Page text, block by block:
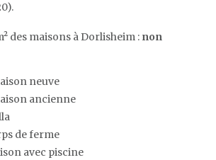
des maisons à Dorlisheim : non
neuve
ancienne
de ferme
avec piscine